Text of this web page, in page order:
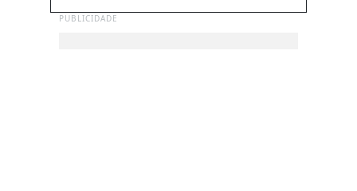
PUBLICIDADE